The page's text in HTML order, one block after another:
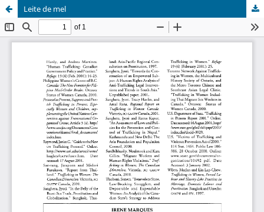
Leite de mel